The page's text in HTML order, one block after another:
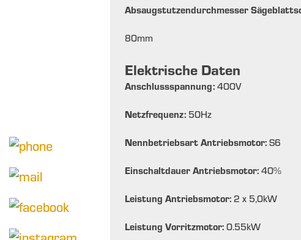
Absaugstutzendurchmesser
80mm
Elektrische Daten
Anschlussspannung: 400V
Netzfrequenz: 50Hz
Nennbetriebsart Antriebsmotor: S6
Einschaltdauer Antriebsmotor: 40%
Leistung Antriebsmotor: 2 x 5,0kW
Leistung Vorritzmotor: 0.55kW